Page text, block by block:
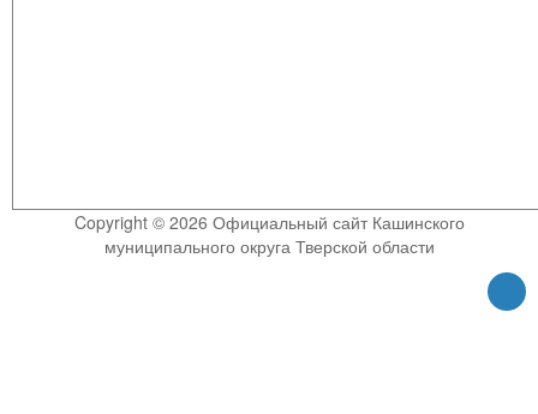
Copyright © 2026 Официальный сайт Кашинского
муниципального округа Тверской области